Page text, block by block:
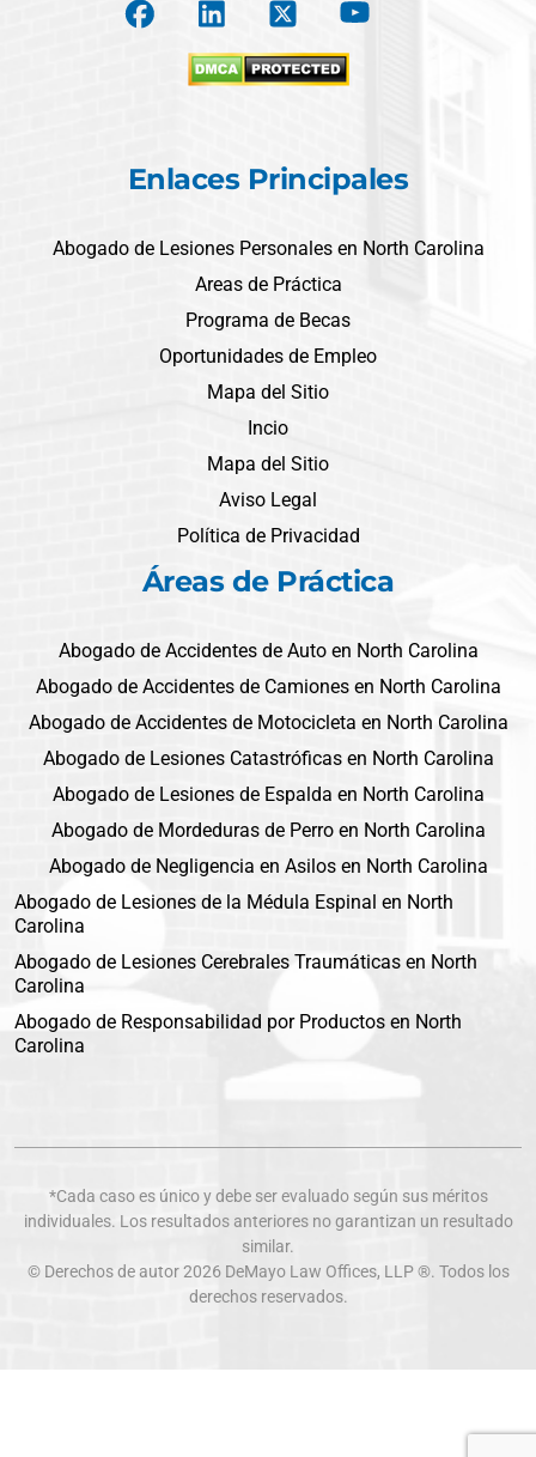
Enlaces Principales
Abogado de Lesiones Personales en North Carolina
Areas de Práctica
Programa de Becas
Oportunidades de Empleo
Mapa del Sitio
Incio
Mapa del Sitio
Aviso Legal
Política de Privacidad
Áreas de Práctica
Abogado de Accidentes de Auto en North Carolina
Abogado de Accidentes de Camiones en North Carolina
Abogado de Accidentes de Motocicleta en North Carolina
Abogado de Lesiones Catastróficas en North Carolina
Abogado de Lesiones de Espalda en North Carolina
Abogado de Mordeduras de Perro en North Carolina
Abogado de Negligencia en Asilos en North Carolina
Abogado de Lesiones de la Médula Espinal en North
Carolina
Abogado de Lesiones Cerebrales Traumáticas en North
Carolina
Abogado de Responsabilidad por Productos en North
Carolina
*Cada caso es único y debe ser evaluado según sus méritos
individuales. Los resultados anteriores no garantizan un resultado
similar.
© Derechos de autor 2026 DeMayo Law Offices, LLP ®. Todos los
derechos reservados.